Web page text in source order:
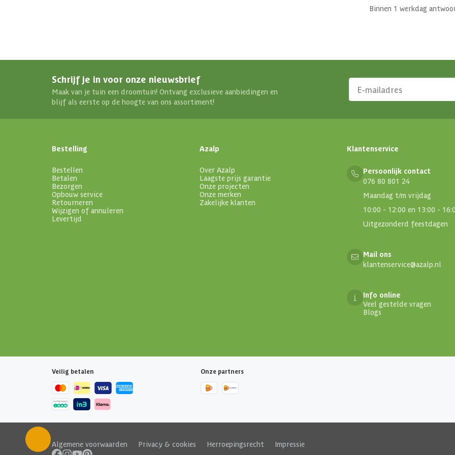
Binnen 1 werkdag
Schrijf je in voor onze nieuwsbrief
Maak van je tuin een droomtuin! Ontvang exclusieve aanbiedingen en
blijf als eerste op de hoogte van ons assortiment!
Bestelling
Bestellen
Betalen
Bezorgen
Opbouw service
Retourneren
Wijzigen of annuleren
Levertijd
Azalp
Over Azalp
Laagste prijs garantie
Onze projecten
Onze merken
Zakelijke klanten
Klantenservice
Persoonlijk contact
076 80 801 24
Maandag t/m vrijdag
10:00 - 12:00 en 13:00 -
Uitgezonderd feestdagen
Mail ons
klantenservice@azalp.nl
Info online
Veel gestelde vragen
Blogs
Veilig betalen Onze partners
Algemene voorwaarden Privacy & cookies Herroepingsrecht Impressie